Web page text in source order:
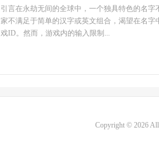
引言在永劫无间的全球中，一个独具特色的名
家不满足于简单的汉字或英文组合，渴望在名
戏ID。然而，游戏内的输入限制...
Copyright © 2026